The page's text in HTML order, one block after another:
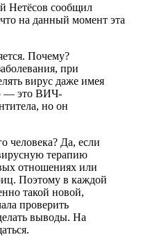
Нетёсов сообщил
на данный момент эта
Почему?
при
вирус даже имея
— это ВИЧ-
но он
человека? Да, если
терапию
отношениях или
Поэтому в каждой
такой новой,
проверить
выводы. На